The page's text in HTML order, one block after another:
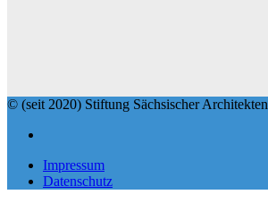
© (seit 2020) Stiftung Sächsischer Architekten
Impressum
Datenschutz